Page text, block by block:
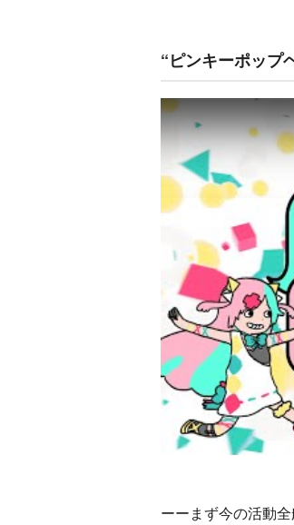
“ピンキーポップ
ーーまず今の活動